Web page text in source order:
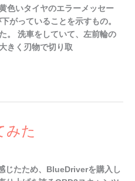
色いタイヤのエラーメッセー
がっていることを示すもの。
。 洗車をしていて、左前輪の
きく刃物で切り取
みた
じたため、BlueDriverを購入し